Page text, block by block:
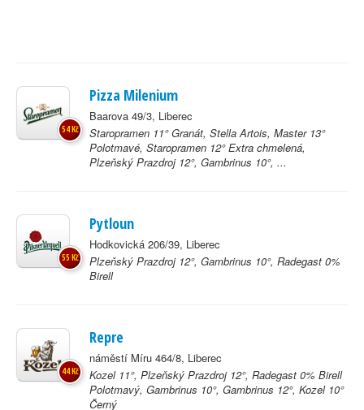
Pizza Milenium
Baarova 49/3, Liberec
Staropramen 11° Granát, Stella Artois, Master 13°
Polotmavé, Staropramen 12° Extra chmelená,
Plzeňský Prazdroj 12°, Gambrinus 10°, ...
54 Kč
Pytloun
Hodkovická 206/39, Liberec
Plzeňský Prazdroj 12°, Gambrinus 10°, Radegast 0%
Birell
55 Kč
Repre
náměstí Míru 464/8, Liberec
Kozel 11°, Plzeňský Prazdroj 12°, Radegast 0% Birell
Polotmavý, Gambrinus 10°, Gambrinus 12°, Kozel 10°
Černý
44 Kč